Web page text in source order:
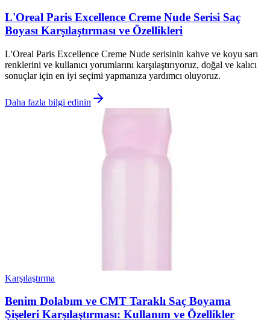
L'Oreal Paris Excellence Creme Nude Serisi Saç
Boyası Karşılaştırması ve Özellikleri
L'Oreal Paris Excellence Creme Nude serisinin kahve ve koyu sarı
renklerini ve kullanıcı yorumlarını karşılaştırıyoruz, doğal ve kalıcı
sonuçlar için en iyi seçimi yapmanıza yardımcı oluyoruz.
Daha fazla bilgi edinin
Karşılaştırma
Benim Dolabım ve CMT Taraklı Saç Boyama
Şişeleri Karşılaştırması: Kullanım ve Özellikler